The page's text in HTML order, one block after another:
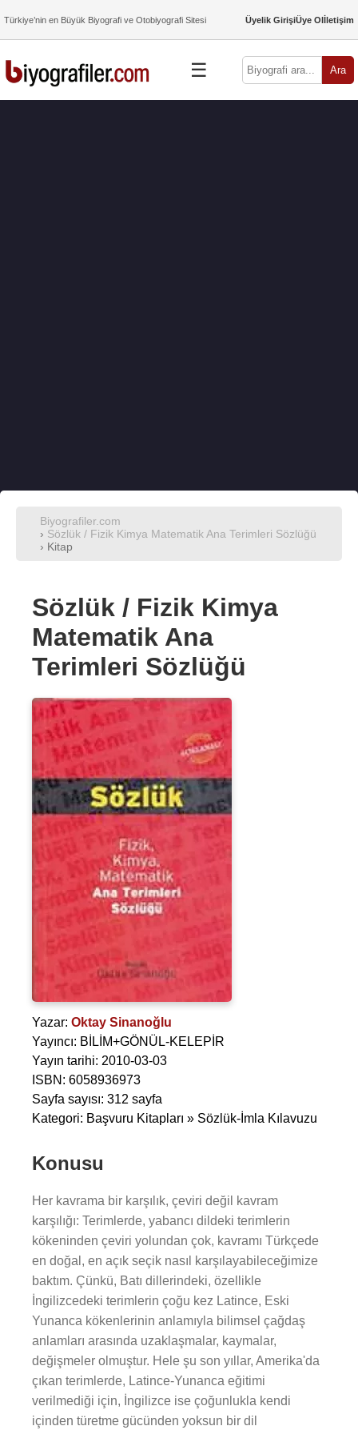
Türkiye’nin en Büyük Biyografi ve Otobiyografi Sitesi Üyelik GirişiÜye Olİletişim
☰ Ara
Biyografiler.com
› Sözlük / Fizik Kimya Matematik Ana Terimleri Sözlüğü
› Kitap
Sözlük / Fizik Kimya
Matematik Ana
Terimleri Sözlüğü
Yazar: Oktay Sinanoğlu
Yayıncı: BİLİM+GÖNÜL-KELEPİR
Yayın tarihi: 2010-03-03
ISBN: 6058936973
Sayfa sayısı: 312 sayfa
Kategori: Başvuru Kitapları » Sözlük-İmla Kılavuzu
Konusu
Her kavrama bir karşılık, çeviri değil kavram
karşılığı: Terimlerde, yabancı dildeki terimlerin
kökeninden çeviri yolundan çok, kavramı Türkçede
en doğal, en açık seçik nasıl karşılayabileceğimize
baktım. Çünkü, Batı dillerindeki, özellikle
İngilizcedeki terimlerin çoğu kez Latince, Eski
Yunanca kökenlerinin anlamıyla bilimsel çağdaş
anlamları arasında uzaklaşmalar, kaymalar,
değişmeler olmuştur. Hele şu son yıllar, Amerika'da
çıkan terimlerde, Latince-Yunanca eğitimi
verilmediği için, İngilizce ise çoğunlukla kendi
içinden türetme gücünden yoksun bir dil